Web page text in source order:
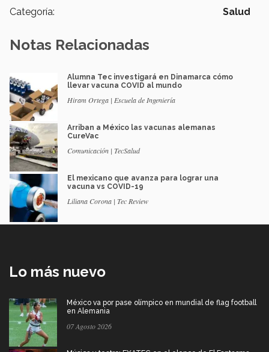
Categoría: Salud
Notas Relacionadas
Alumna Tec investigará en Dinamarca cómo
llevar vacuna COVID al mundo
Hiram Ortega | Escuela de Ingeniería
Arriban a México las vacunas alemanas
CureVac
Comunicación | TecSalud
El mexicano que avanza para lograr una
vacuna vs COVID-19
Liliana Corona | Tec Review
Lo más nuevo
México va por pase olímpico en mundial de flag football
en Alemania
07 Agosto 2026